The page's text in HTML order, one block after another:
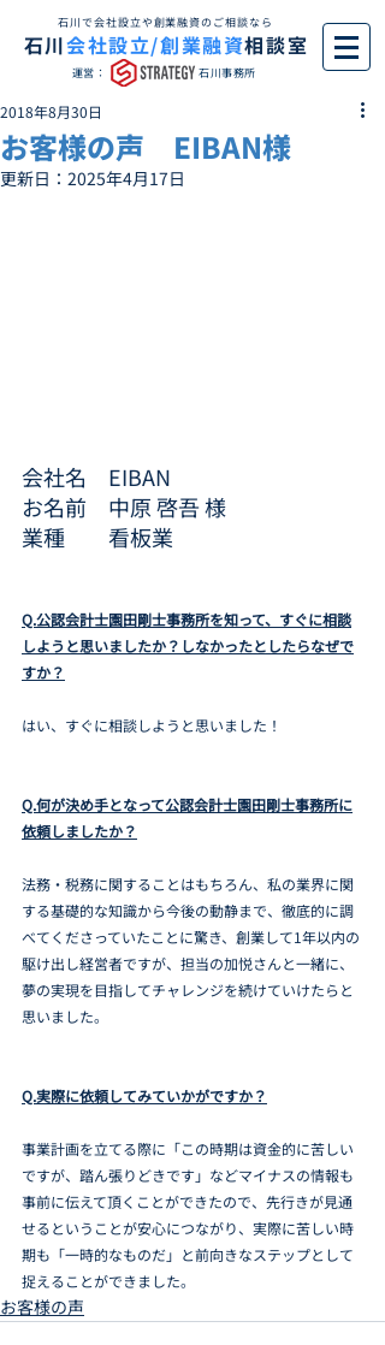
石川で会社設立や創業融資のご相談なら
石川会社設立/創業融資相談室
運営： 石川事務所
お客様の声 EIBAN様
2018年8月30日
更新日： 2025年4月17日
会社名　EIBAN
お名前　中原 啓吾 様
業種　　看板業
Q.公認会計士園田剛士事務所を知って、すぐに相談
しようと思いましたか？しなかったとしたらなぜで
すか？
はい、すぐに相談しようと思いました！
Q.何が決め手となって公認会計士園田剛士事務所に
依頼しましたか？
法務・税務に関することはもちろん、私の業界に関
する基礎的な知識から今後の動静まで、徹底的に調
べてくださっていたことに驚き、創業して1年以内の
駆け出し経営者ですが、担当の加悦さんと一緒に、
夢の実現を目指してチャレンジを続けていけたらと
思いました。
Q.実際に依頼してみていかがですか？
事業計画を立てる際に「この時期は資金的に苦しい
ですが、踏ん張りどきです」などマイナスの情報も
事前に伝えて頂くことができたので、先行きが見通
せるということが安心につながり、実際に苦しい時
期も「一時的なものだ」と前向きなステップとして
捉えることができました。
お客様の声